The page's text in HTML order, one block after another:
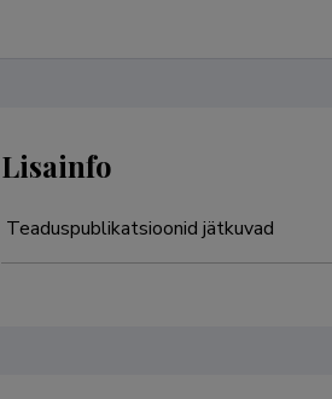
Lisainfo
Teaduspublikatsioonid jätkuvad